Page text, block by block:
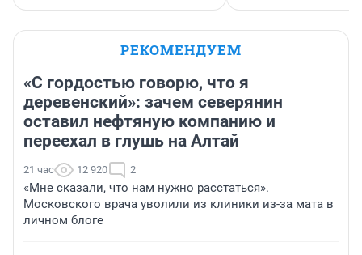
РЕКОМЕНДУЕМ
«С гордостью говорю, что я
деревенский»: зачем северянин
оставил нефтяную компанию и
переехал в глушь на Алтай
21 час 12 920 2
«Мне сказали, что нам нужно расстаться».
Московского врача уволили из клиники из-за мата в
личном блоге